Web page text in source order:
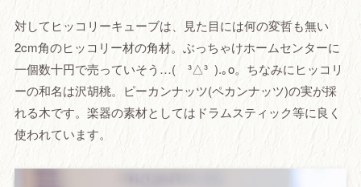
対してヒッコリーキューブは、見た目には何の変哲も無い
2cm角のヒッコリー材の角材。ぶっちゃけホームセンターに
一個数十円で売っていそう…( ³△³ ).｡o。ちなみにヒッコリ
ーの和名は沢胡桃。ピーカンナッツ(ペカンナッツ)の実が採
れる木です。楽器の素材としてはドラムスティック等に良く
使われています。